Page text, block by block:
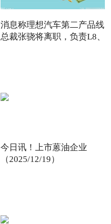
消息称理想汽车第二产品线
总裁张骁将离职，负责L8、
今日讯！上市蒽油企业
（2025/12/19）